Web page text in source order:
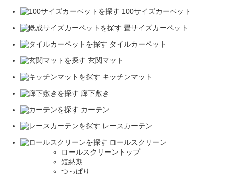
100サイズカーペット
畳サイズカーペット
タイルカーペット
玄関マット
キッチンマット
廊下敷き
カーテン
レースカーテン
ロールスクリーン
ロールスクリーントップ
短納期
つっぱり